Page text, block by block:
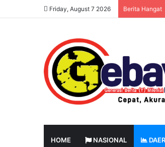
Friday, August 7 2026 Berita Hangat
HOME NASIONAL